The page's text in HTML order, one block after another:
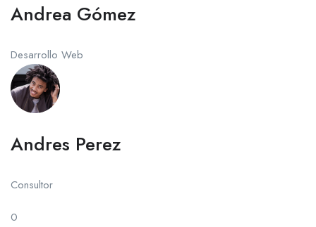
Andrea Gómez
Desarrollo Web
Andres Perez
Consultor
0